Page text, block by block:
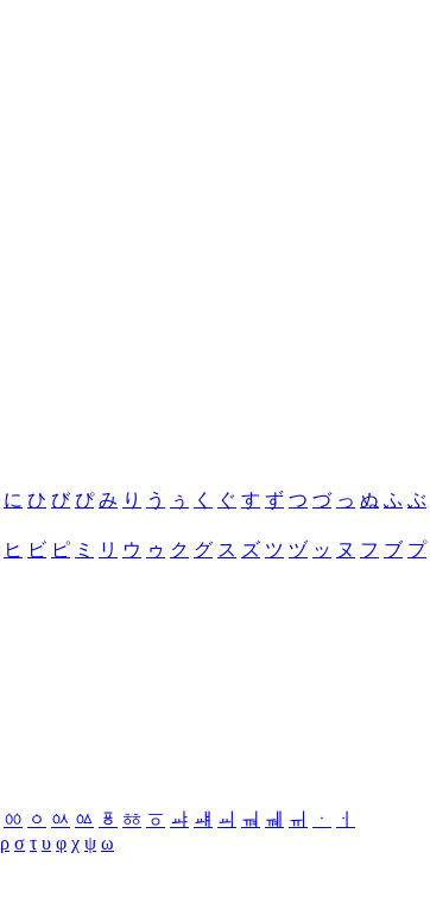
に ひ び ぴ み り う ぅ く ぐ す ず つ づ っ ぬ ふ ぶ
ヒ ビ ピ ミ リ ウ ゥ ク グ ス ズ ツ ヅ ッ ヌ フ ブ プ
ㆀ ㆁ ㆂ ㆃ ㆄ ㆅ ㆆ ㆇ ㆈ ㆉ ㆊ ㆋ ㆌ ㆍ
ㆎ
ρ σ τ υ φ χ ψ ω